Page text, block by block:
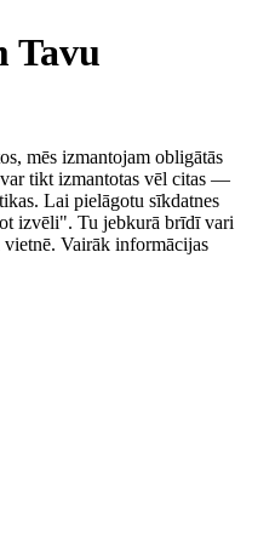
Tavu
mēs izmantojam obligātās
tikt izmantotas vēl citas —
Lai pielāgotu sīkdatnes
izvēli". Tu jebkurā brīdī vari
Vairāk informācijas